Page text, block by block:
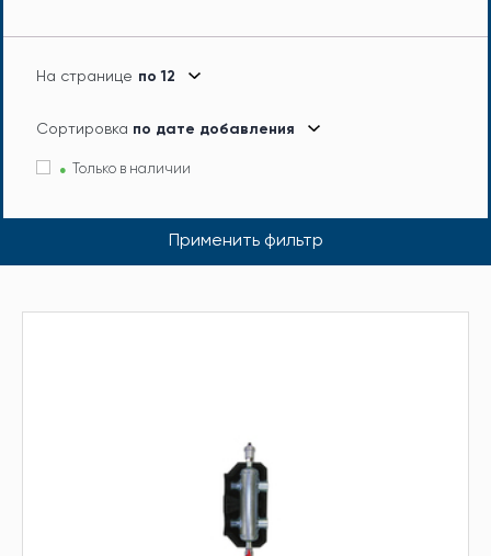
На странице по 12
Сортировка по дате добавления
Только в наличии
Применить фильтр